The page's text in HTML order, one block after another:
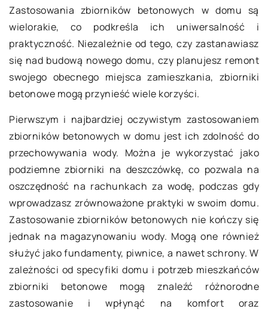
Zastosowania zbiorników betonowych w domu są
wielorakie, co podkreśla ich uniwersalność i
praktyczność. Niezależnie od tego, czy zastanawiasz
się nad budową nowego domu, czy planujesz remont
swojego obecnego miejsca zamieszkania, zbiorniki
betonowe mogą przynieść wiele korzyści.
Pierwszym i najbardziej oczywistym zastosowaniem
zbiorników betonowych w domu jest ich zdolność do
przechowywania wody. Można je wykorzystać jako
podziemne zbiorniki na deszczówkę, co pozwala na
oszczędność na rachunkach za wodę, podczas gdy
wprowadzasz zrównoważone praktyki w swoim domu.
Zastosowanie zbiorników betonowych nie kończy się
jednak na magazynowaniu wody. Mogą one również
służyć jako fundamenty, piwnice, a nawet schrony. W
zależności od specyfiki domu i potrzeb mieszkańców
zbiorniki betonowe mogą znaleźć różnorodne
zastosowanie i wpłynąć na komfort oraz